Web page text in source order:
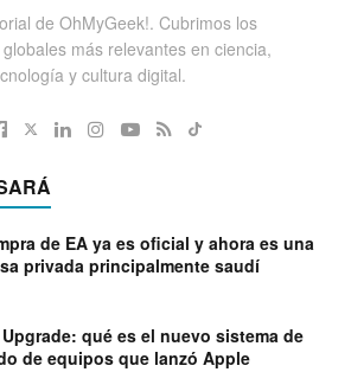
de OhMyGeek!. Cubrimos los
más relevantes en ciencia,
y cultura digital.
de EA ya es oficial y ahora es una
privada principalmente saudí
qué es el nuevo sistema de
de equipos que lanzó Apple